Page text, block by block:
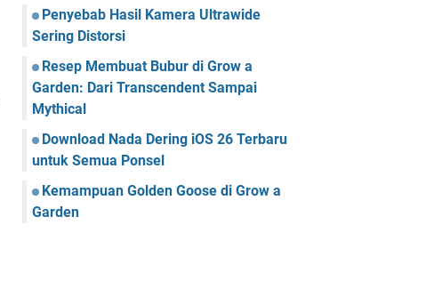
Penyebab Hasil Kamera Ultrawide
Sering Distorsi
Resep Membuat Bubur di Grow a
Garden: Dari Transcendent Sampai
Mythical
Download Nada Dering iOS 26 Terbaru
untuk Semua Ponsel
Kemampuan Golden Goose di Grow a
Garden